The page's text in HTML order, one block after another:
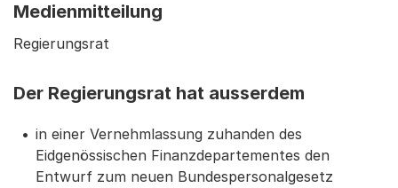
Medienmitteilung
Regierungsrat
Der Regierungsrat hat ausserdem
in einer Vernehmlassung zuhanden des
Eidgenössischen Finanzdepartementes den
Entwurf zum neuen Bundespersonalgesetz